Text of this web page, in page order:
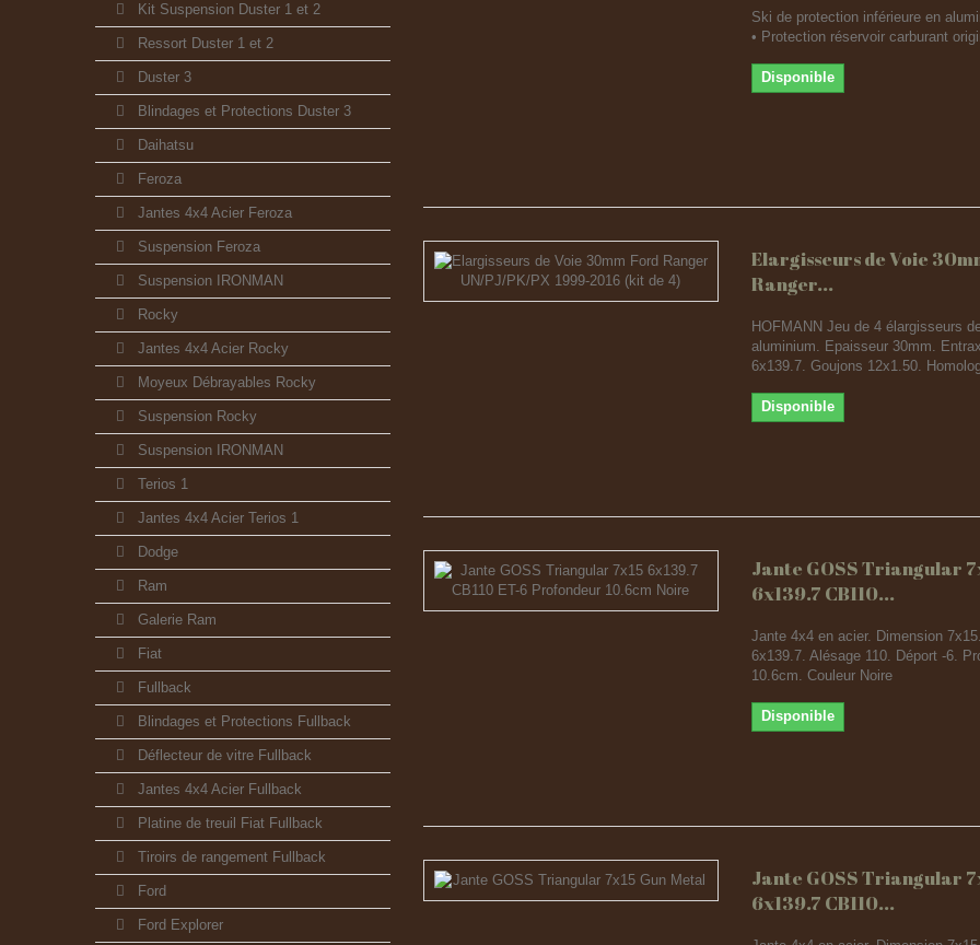
Kit Suspension Duster 1 et 2
Ressort Duster 1 et 2
Duster 3
Blindages et Protections Duster 3
Daihatsu
Feroza
Jantes 4x4 Acier Feroza
Suspension Feroza
Suspension IRONMAN
Rocky
Jantes 4x4 Acier Rocky
Moyeux Débrayables Rocky
Suspension Rocky
Suspension IRONMAN
Terios 1
Jantes 4x4 Acier Terios 1
Dodge
Ram
Galerie Ram
Fiat
Fullback
Blindages et Protections Fullback
Déflecteur de vitre Fullback
Jantes 4x4 Acier Fullback
Platine de treuil Fiat Fullback
Tiroirs de rangement Fullback
Ford
Ford Explorer
Ski de protection inférieure en
• Protection réservoir carburant
Disponible
Elargisseurs de Voie
Ranger...
HOFMANN Jeu de 4 élargisseurs
aluminium. Epaisseur 30mm.
6x139.7. Goujons 12x1.50.
Disponible
Jante GOSS Triangular
6x139.7 CB110...
Jante 4x4 en acier. Dimension
6x139.7. Alésage 110. Déport -6.
10.6cm. Couleur Noire
Disponible
Jante GOSS Triangular
6x139.7 CB110...